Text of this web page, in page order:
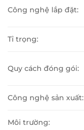
Công nghệ lắp đặt:
Tỉ trọng:
Quy cách đóng gói:
Công nghệ sản xuất:
Môi trường: